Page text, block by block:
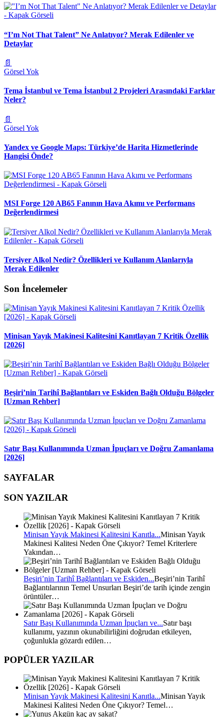
“I’m Not That Talent” Ne Anlatıyor? Merak Edilenler ve
Detaylar
📄
Görsel Yok
Tema İstanbul ve Tema İstanbul 2 Projeleri Arasındaki Farklar
Neler?
📄
Görsel Yok
Yandex ve Google Maps: Türkiye’de Harita Hizmetlerinde
Hangisi Önde?
MSI Forge 120 AB65 Fanının Hava Akımı ve Performans
Değerlendirmesi
Tersiyer Alkol Nedir? Özellikleri ve Kullanım Alanlarıyla
Merak Edilenler
Son İncelemeler
Minisan Yayık Makinesi Kalitesini Kanıtlayan 7 Kritik Özellik
[2026]
Beşiri’nin Tarihî Bağlantıları ve Eskiden Bağlı Olduğu Bölgeler
[Uzman Rehber]
Satır Başı Kullanımında Uzman İpuçları ve Doğru Zamanlama
[2026]
SAYFALAR
SON YAZILAR
Minisan Yayık Makinesi Kalitesini Kanıtla...Minisan Yayık
Makinesi Kalitesi Neden Öne Çıkıyor? Temel Kriterlere
Yakından…
Beşiri’nin Tarihî Bağlantıları ve Eskiden...Beşiri’nin Tarihî
Bağlantılarının Temel Unsurları Beşiri’de tarih içinde zengin
örüntüler…
Satır Başı Kullanımında Uzman İpuçları ve...Satır başı
kullanımı, yazının okunabilirliğini doğrudan etkileyen,
çoğunlukla gözardı edilen…
POPÜLER YAZILAR
Minisan Yayık Makinesi Kalitesini Kanıtla...Minisan Yayık
Makinesi Kalitesi Neden Öne Çıkıyor? Temel…